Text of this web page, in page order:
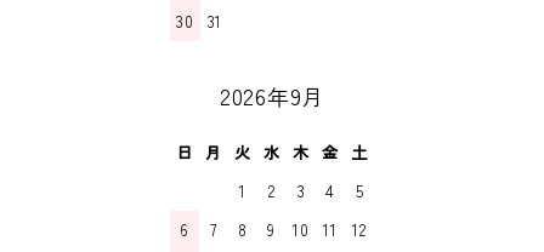
30
31
2026年9月
日 月 火 水 木 金 土
1
2 3 4
5
6
7 8 9 10 11
12